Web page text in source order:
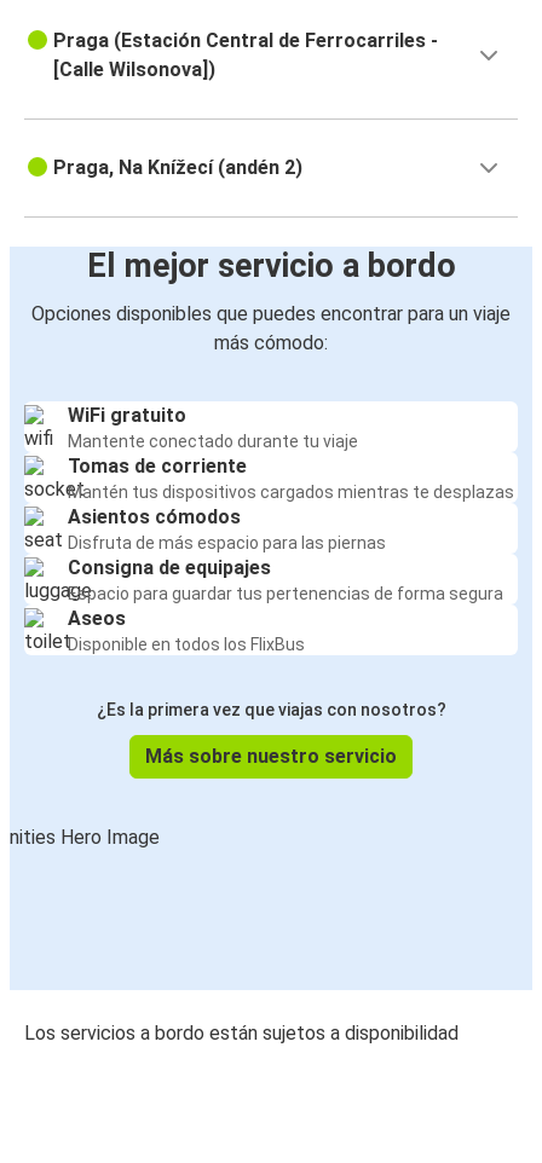
Praga (Estación Central de Ferrocarriles -
[Calle Wilsonova])
Praga, Na Knížecí (andén 2)
El mejor servicio a bordo
Opciones disponibles que puedes encontrar para un viaje
más cómodo:
WiFi gratuito
Mantente conectado durante tu viaje
Tomas de corriente
Mantén tus dispositivos cargados mientras te desplazas
Asientos cómodos
Disfruta de más espacio para las piernas
Consigna de equipajes
Espacio para guardar tus pertenencias de forma segura
Aseos
Disponible en todos los FlixBus
¿Es la primera vez que viajas con nosotros?
Más sobre nuestro servicio
Los servicios a bordo están sujetos a disponibilidad